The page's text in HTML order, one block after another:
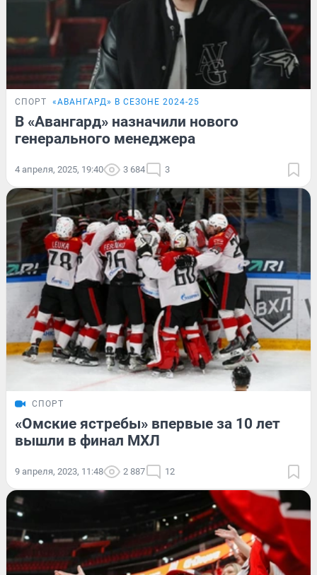
СПОРТ «‎АВАНГАРД» В СЕЗОНЕ 2024-25
В «Авангард» назначили нового
генерального менеджера
4 апреля, 2025, 19:40 3 684 3
СПОРТ
«Омские ястребы» впервые за 10 лет
вышли в финал МХЛ
9 апреля, 2023, 11:48 2 887 12